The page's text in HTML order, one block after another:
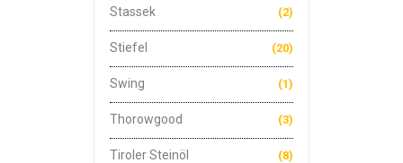
Stassek (2)
Stiefel (20)
Swing (1)
Thorowgood (3)
Tiroler Steinöl (8)